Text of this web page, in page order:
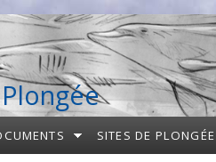
SITES DE PLONGÉE